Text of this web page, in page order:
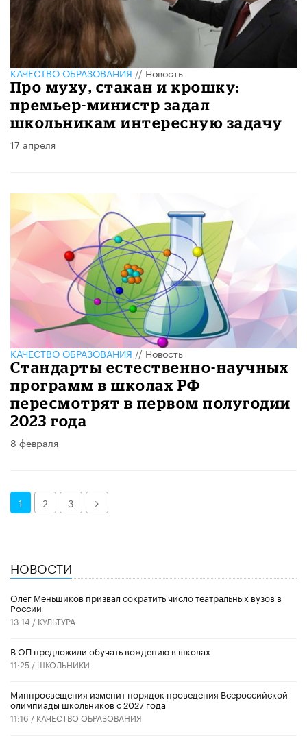
КАЧЕСТВО ОБРАЗОВАНИЯ//Новость
Про муху, стакан и крошку:
премьер-министр задал
школьникам интересную задачу
17 апреля
КАЧЕСТВО ОБРАЗОВАНИЯ//Новость
Стандарты естественно-научных
программ в школах РФ
пересмотрят в первом полугодии
2023 года
8 февраля
1 2 3 Далее
НОВОСТИ
Олег Меньшиков призвал сократить число театральных вузов в
России
13:14 / КУЛЬТУРА
В ОП предложили обучать вождению в школах
11:25 / ШКОЛЬНИКИ
Минпросвещения изменит порядок проведения Всероссийской
олимпиады школьников с 2027 года
11:16 / КАЧЕСТВО ОБРАЗОВАНИЯ